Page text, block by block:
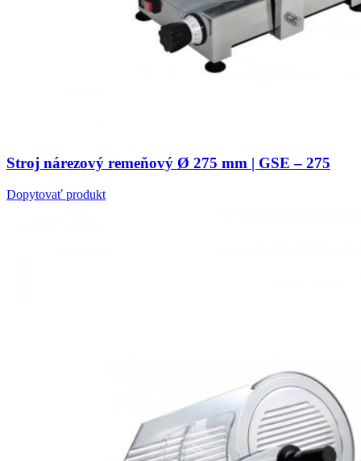
Stroj nárezový remeňový Ø 275 mm | GSE – 275
Dopytovať produkt